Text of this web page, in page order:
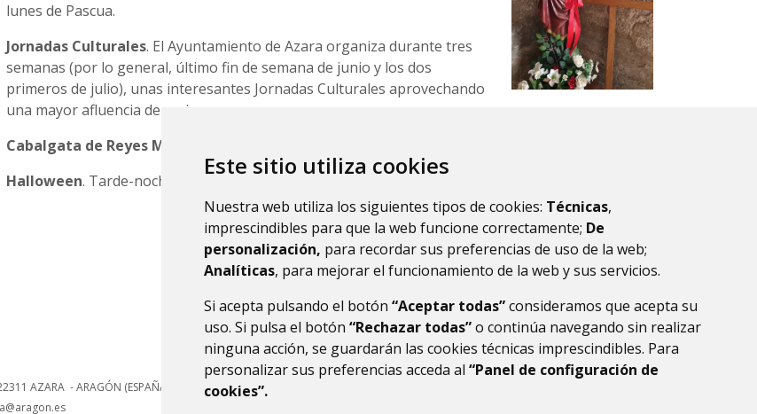
Este sitio utiliza cookies
Nuestra web utiliza los siguientes tipos de cookies: Técnicas,
imprescindibles para que la web funcione correctamente; De
personalización, para recordar sus preferencias de uso de la web;
Analíticas, para mejorar el funcionamiento de la web y sus servicios.
Si acepta pulsando el botón “Aceptar todas”consideramos que acepta su
uso. Si pulsa el botón “Rechazar todas”o continúa navegando sin realizar
ninguna acción, se guardarán las cookies técnicas imprescindibles. Para
personalizar sus preferencias acceda al “Panel de configuración de
cookies”.
lunes de Pascua.
Jornadas Culturales. El Ayuntamiento de Azara organiza durante tres
semanas (por lo general, último fin de semana de junio y los dos
primeros de julio), unas interesantes Jornadas Culturales aprovechando
una mayor afluencia de vecinos.
Cabalgata de Reyes Magos,
Halloween. Tarde-noche del 31 de octubre al 1 de noviembre.
AZARA - ARAGÓN (ESPAÑA)